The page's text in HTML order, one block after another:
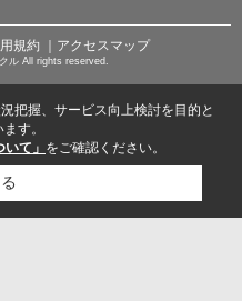
規約 ｜アクセスマップ
ル All rights reserved.
把握、サービス向上検討を目的と
す。
て」 をご確認ください。